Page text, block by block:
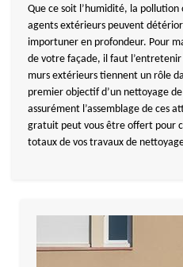
Que ce soit l’humidité, la pollution
agents extérieurs peuvent
importuner en profondeur. Pour
de votre façade, il faut
murs extérieurs tiennent un rôle
premier objectif d’un nettoyage
assurément l’assemblage de ces
gratuit peut vous être offert pour
totaux de vos travaux de